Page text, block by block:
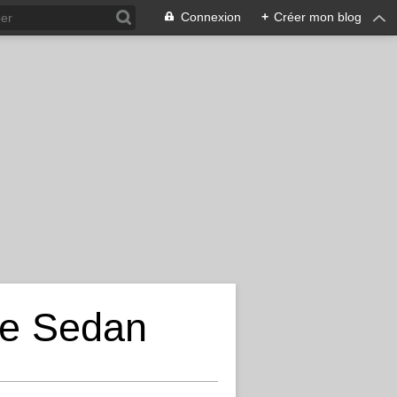
Connexion + Créer mon blog
Sedan